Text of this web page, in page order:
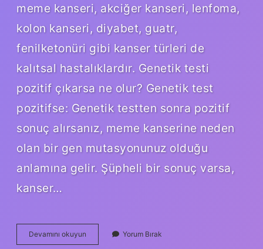
meme kanseri, akciğer kanseri, lenfoma,
kolon kanseri, diyabet, guatr,
fenilketonüri gibi kanser türleri de
kalıtsal hastalıklardır. Genetik testi
pozitif çıkarsa ne olur? Genetik test
pozitifse: Genetik testten sonra pozitif
sonuç alırsanız, meme kanserine neden
olan bir gen mutasyonunuz olduğu
anlamına gelir. Şüpheli bir sonuç varsa,
kanser…
Devamını okuyun
Panel
Yorum Bırak